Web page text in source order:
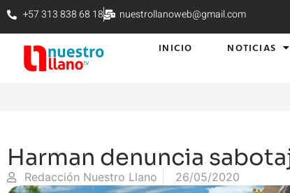
+57 313 838 68 18 nuestrollanoweb@gmail.com
INICIO NOTICIAS
Harman denuncia
Redacción Nuestro Llano 26/05/2020